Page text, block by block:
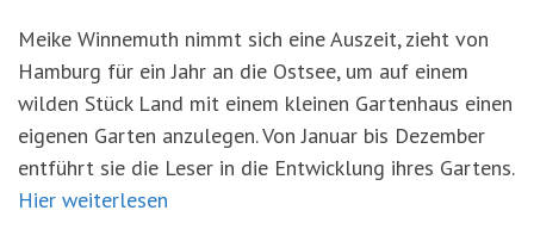
Meike Winnemuth nimmt sich eine Auszeit, zieht von
Hamburg für ein Jahr an die Ostsee, um auf einem
wilden Stück Land mit einem kleinen Gartenhaus einen
eigenen Garten anzulegen. Von Januar bis Dezember
entführt sie die Leser in die Entwicklung ihres Gartens.
Hier weiterlesen